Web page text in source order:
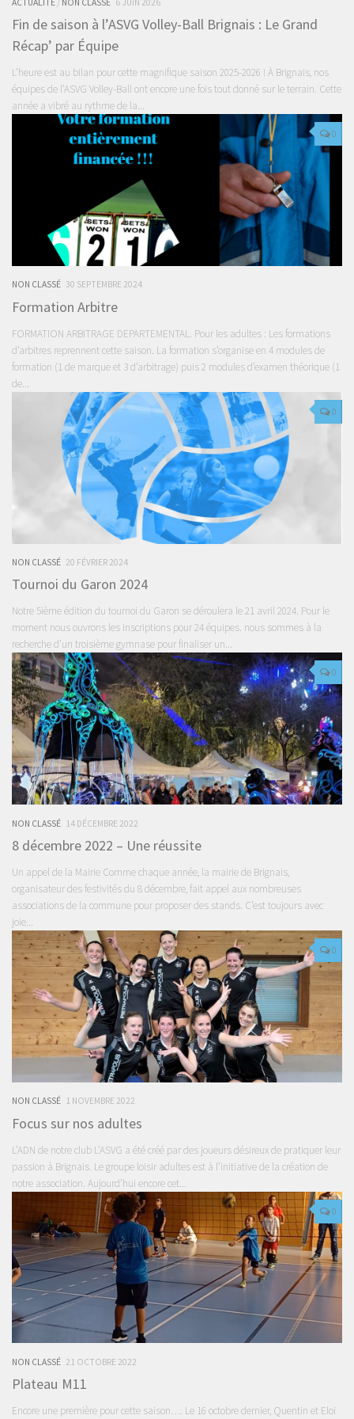
Fin de saison à l’ASVG Volley-Ball Brignais : Le Grand
Récap’ par Équipe
L’heure est au bilan pour cette magnifique saison 2025-2026 ! À Brignais, nos
équipes de l’ASVG Volley-Ball ont encore une fois tout donné sur le terrain. Cette
année a vibré au rythme de la...
0
NON CLASSÉ 30 SEPTEMBRE 2024
Formation Arbitre
FORMATION ARBITRAGE DEPARTEMENTAL. Pour les adultes : Les formations
d’arbitres reprennent cette saison. La formation s’organise en 4 modules de
formation (1 de marque et 3 d’arbitrage) puis 2 modules d’examen théorique (1
de...
0
NON CLASSÉ 20 FÉVRIER 2024
Tournoi du Garon 2024
Notre 5ième édition du tournoi du Garon se déroulera le 21 avril 2024. Pour le
moment nous ouvrons les inscriptions pour 24 équipes. nous sommes à la
recherche d’un troisième gymnase pour finaliser un...
0
NON CLASSÉ 14 DÉCEMBRE 2022
8 décembre 2022 – Une réussite
Un appel de la Mairie Comme chaque année, la mairie de Brignais,
organisateur des festivités du 8 décembre, fait appel aux nombreuses
associations de la commune pour proposer des stands. C’est toujours avec
joie...
0
NON CLASSÉ 1 NOVEMBRE 2022
Focus sur nos adultes
L’ADN de notre club L’ASVG a été créé par des joueurs désireux de pratiquer leur
passion à Brignais. Le groupe loisir adultes est à l’initiative de la création de
notre association. Aujourd’hui encore cet...
0
NON CLASSÉ 21 OCTOBRE 2022
Plateau M11
Encore une première pour cette saison…. Le 16 octobre dernier, Quentin et Eloi